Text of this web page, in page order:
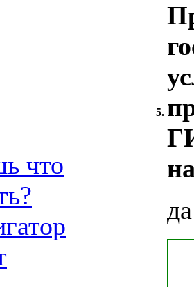
5.
да